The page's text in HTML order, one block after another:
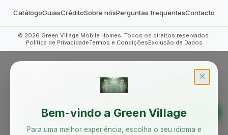
CatálogoGuiasCréditoSobre nósPerguntas frequentesContacto
© 2026 Green Village Mobile Homes. Todos os direitos reservados.
Política de PrivacidadeTermos e CondiçõesExclusão de Dados
✕
Bem-vindo a Green Village
Para uma melhor experiência, escolha o seu idioma e